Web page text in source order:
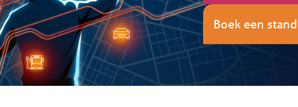
Lezing geven?
Boek een stand